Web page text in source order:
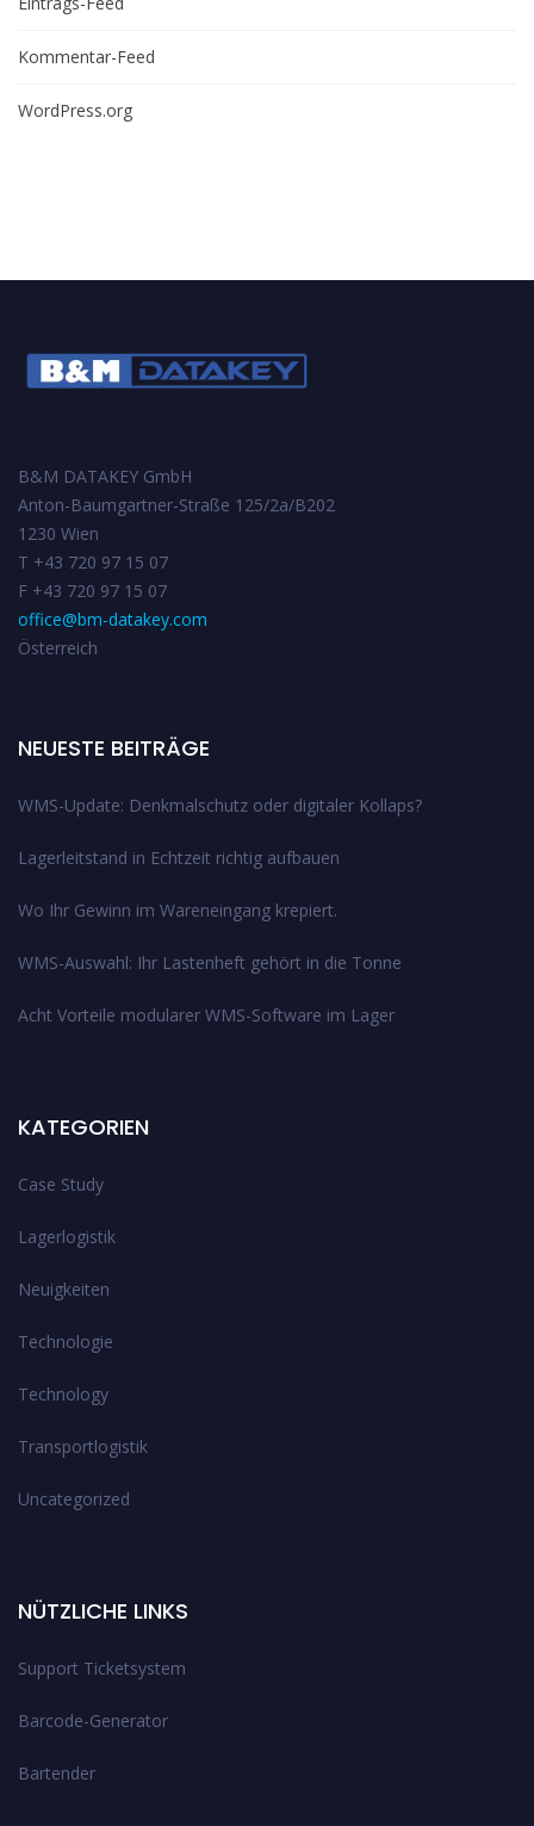
Kommentar-Feed
WordPress.org
B&M DATAKEY GmbH
Anton-Baumgartner-Straße 125/2a/B202
1230 Wien
T +43 720 97 15 07
F +43 720 97 15 07
office@bm-datakey.com
Österreich
NEUESTE BEITRÄGE
WMS-Update: Denkmalschutz oder digitaler Kollaps?
Lagerleitstand in Echtzeit richtig aufbauen
Wo Ihr Gewinn im Wareneingang krepiert.
WMS-Auswahl: Ihr Lastenheft gehört in die Tonne
Acht Vorteile modularer WMS-Software im Lager
KATEGORIEN
Case Study
Lagerlogistik
Neuigkeiten
Technologie
Technology
Transportlogistik
Uncategorized
NÜTZLICHE LINKS
Support Ticketsystem
Barcode-Generator
Bartender